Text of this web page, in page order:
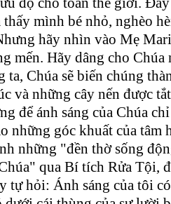
thấy mình bé nhỏ, nghèo
hãy nhìn vào Mẹ
mến. Hãy dâng cho
ta, Chúa sẽ biến chúng
và những cây nến được
để ánh sáng của Chúa
những góc khuất của
những "đền thờ sống
qua Bí tích Rửa Tội,
tự hỏi: Ánh sáng của tôi